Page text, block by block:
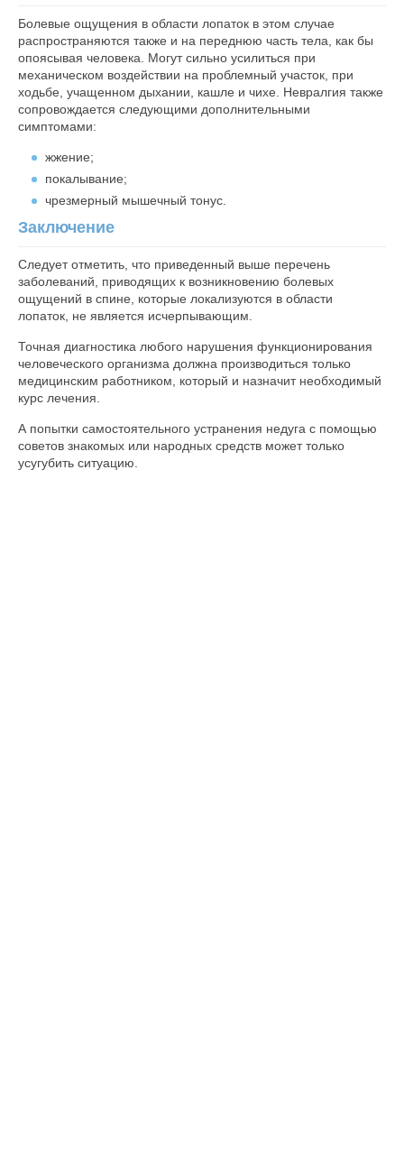
Болевые ощущения в области лопаток в этом случае
распространяются также и на переднюю часть тела, как бы
опоясывая человека. Могут сильно усилиться при
механическом воздействии на проблемный участок, при
ходьбе, учащенном дыхании, кашле и чихе. Невралгия также
сопровождается следующими дополнительными
симптомами:
жжение;
покалывание;
чрезмерный мышечный тонус.
Заключение
Следует отметить, что приведенный выше перечень
заболеваний, приводящих к возникновению болевых
ощущений в спине, которые локализуются в области
лопаток, не является исчерпывающим.
Точная диагностика любого нарушения функционирования
человеческого организма должна производиться только
медицинским работником, который и назначит необходимый
курс лечения.
А попытки самостоятельного устранения недуга с помощью
советов знакомых или народных средств может только
усугубить ситуацию.